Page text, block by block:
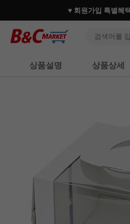
♥ 회원가입 특별혜
상품설명 상품상세